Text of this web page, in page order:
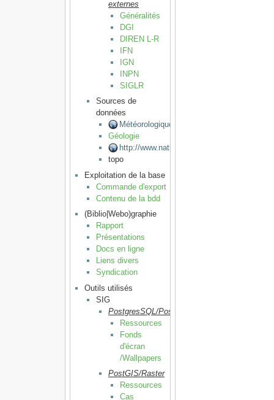
externes
Généralités
DGI
DIREN L-R
IFN
IGN
INPN
SIGLR
Sources de
données
Météorologiques
Géologie
http://www.naturalearthdata.com
topo
Exploitation de la base
Commande d'export
Contenu de la bdd
(Biblio|Webo)graphie
Rapport
Présentations
Docs en ligne
Liens divers
Syndication
Outils utilisés
SIG
PostgresSQL/PostGIS
Ressources
Fonds
d'écran
/Wallpapers
PostGIS/Raster
Ressources
Cas